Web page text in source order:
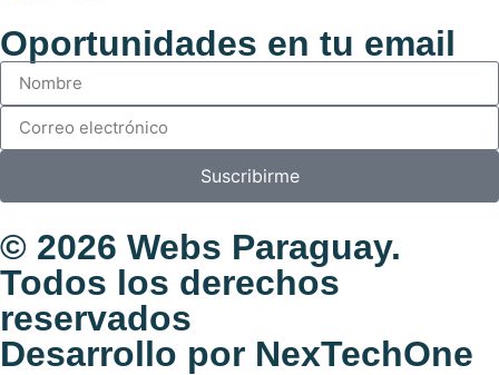
Oportunidades en tu email
Suscribirme
© 2026 Webs Paraguay.
Todos los derechos
reservados
Desarrollo por NexTechOne